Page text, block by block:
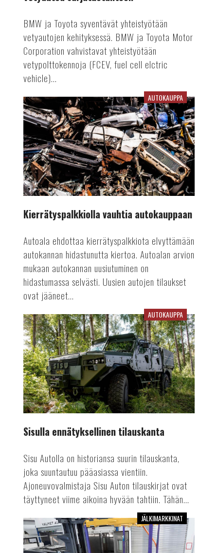
BMW ja Toyota syventävät yhteistyötään
vetyautojen kehityksessä. BMW ja Toyota Motor
Corporation vahvistavat yhteistyötään
vetypolttokennoja (FCEV, fuel cell elctric
vehicle)...
Kierrätyspalkkiolla
vauhtia
autokauppaan
AUTOKAUPPA
Kierrätyspalkkiolla vauhtia autokauppaan
Autoala ehdottaa kierrätyspalkkiota elvyttämään
autokannan hidastunutta kiertoa. Autoalan arvion
mukaan autokannan uusiutuminen on
hidastumassa selvästi. Uusien autojen tilaukset
ovat jääneet...
Sisulla
ennätyksellinen
tilauskanta
AUTOKAUPPA
Sisulla ennätyksellinen tilauskanta
Sisu Autolla on historiansa suurin tilauskanta,
joka suuntautuu pääasiassa vientiin.
Ajoneuvovalmistaja Sisu Auton tilauskirjat ovat
täyttyneet viime aikoina hyvään tahtiin. Tähän...
Lisää
kapasiteettia
akkutestaukseen
JÄLKIMARKKINAT